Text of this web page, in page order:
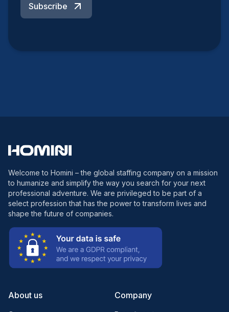
Subscribe
Welcome to Homini – the global staffing company on a mission
to humanize and simplify the way you search for your next
professional adventure. We are privileged to be part of a
select profession that has the power to transform lives and
shape the future of companies.
About us Company